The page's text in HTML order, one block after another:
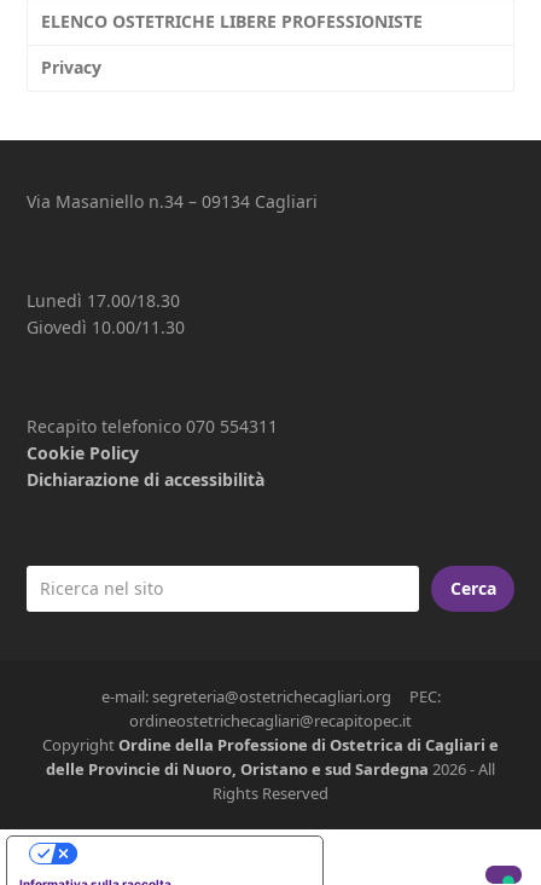
ELENCO OSTETRICHE LIBERE PROFESSIONISTE
Privacy
Via Masaniello n.34 – 09134 Cagliari
Lunedì 17.00/18.30
Giovedì 10.00/11.30
Recapito telefonico 070 554311
Cookie Policy
Dichiarazione di accessibilità
Cerca
e-mail: segreteria@ostetrichecagliari.org PEC:
ordineostetrichecagliari@recapitopec.it
CopyrightOrdine della Professione di Ostetrica di Cagliari e
delle Provincie di Nuoro, Oristano e sud Sardegna 2026 - All
Rights Reserved